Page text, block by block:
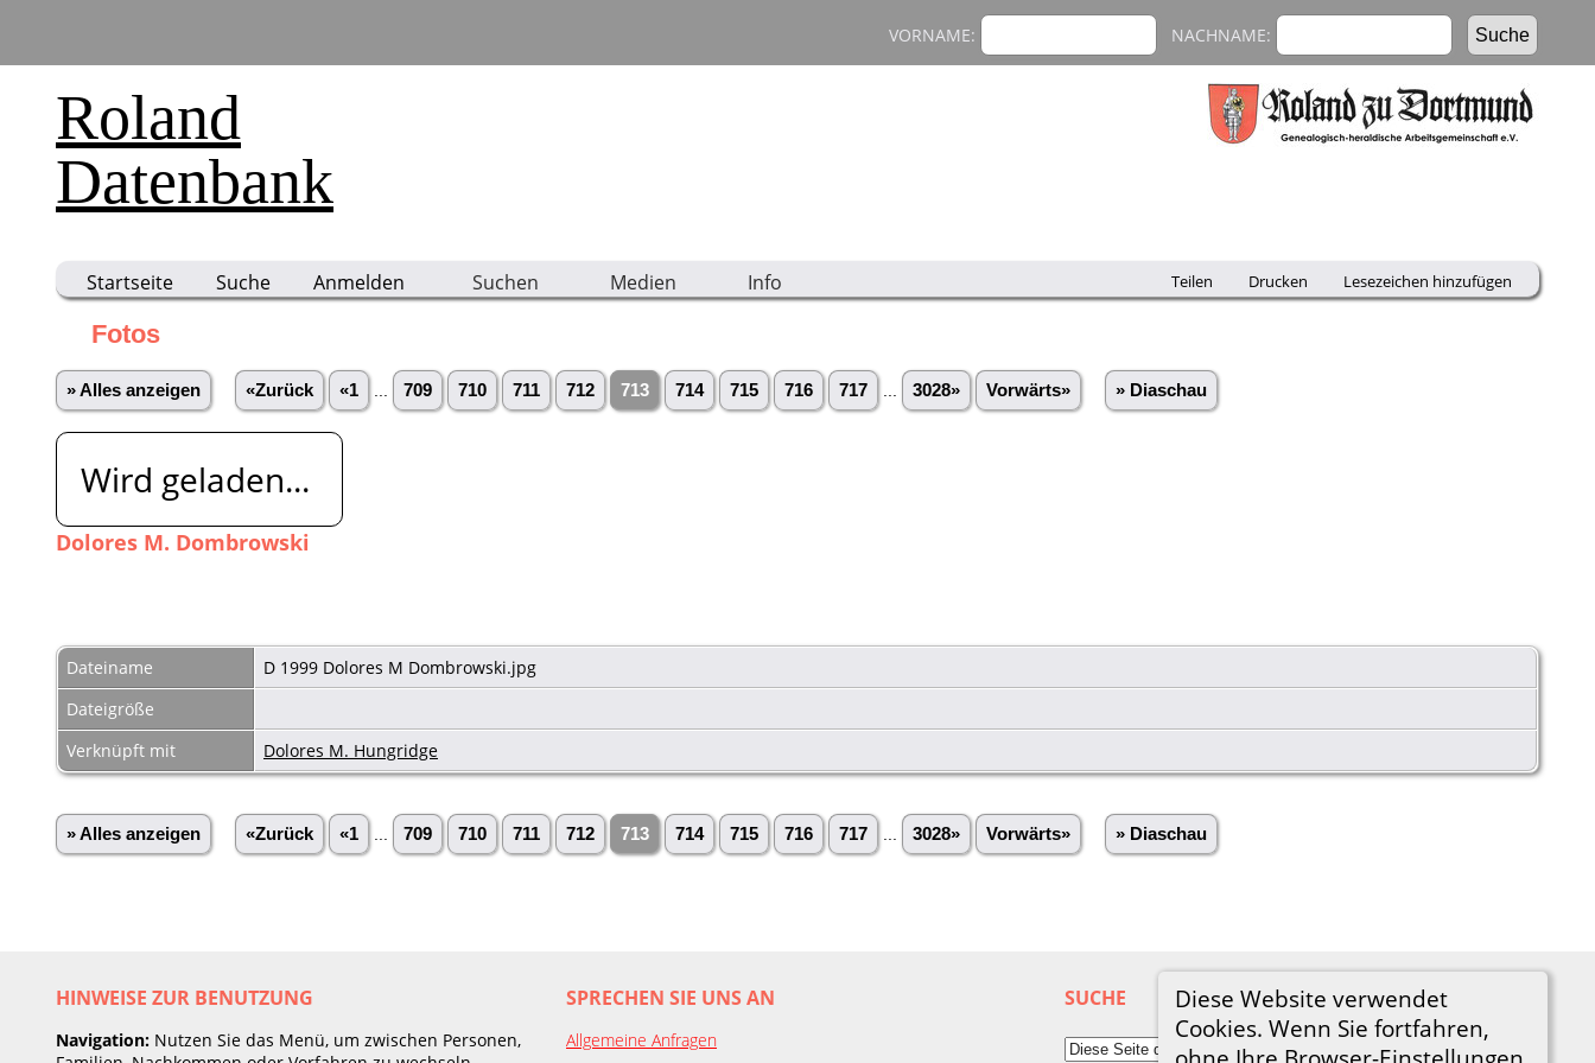
Roland
Datenbank
VORNAME: NACHNAME:
Startseite Suche Anmelden Suchen Medien Info Teilen Drucken Lesezeichen hinzufügen
Diese Website verwendet
Cookies. Wenn Sie fortfahren,
Fotos
» Alles anzeigen «Zurück «1 709 710 711 712 713 714 715 716 717 3028» Vorwärts» » Diaschau
Wird geladen...
Dolores M. Dombrowski
Dateiname
D 1999 Dolores M Dombrowski.jpg
Dateigröße
Verknüpft mit
Dolores M. Hungridge
» Alles anzeigen «Zurück «1 709 710 711 712 713 714 715 716 717 3028» Vorwärts» » Diaschau
HINWEISE ZUR BENUTZUNG
Navigation: Nutzen Sie das Menü, um zwischen Personen,
SPRECHEN SIE UNS AN
Allgemeine Anfragen
SUCHE